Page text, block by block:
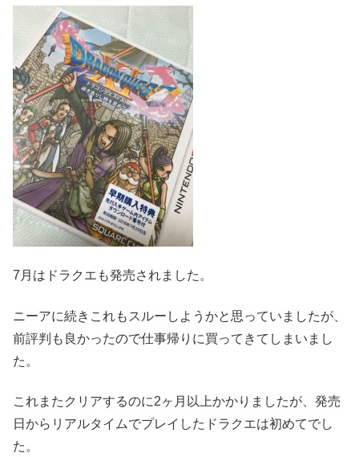
7月はドラクエも発売されました。
ニーアに続きこれもスルーしようかと思っていましたが、
前評判も良かったので仕事帰りに買ってきてしまいまし
た。
これまたクリアするのに2ヶ月以上かかりましたが、発売
日からリアルタイムでプレイしたドラクエは初めてでし
た。